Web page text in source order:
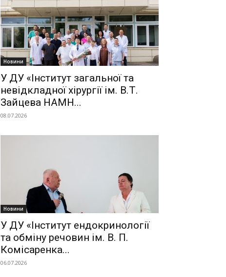
Новини
У ДУ «Інститут загальної та
невідкладної хірургії ім. В.Т.
Зайцева НАМН...
08.07.2026
Новини
У ДУ «Інститут ендокринології
та обміну речовин ім. В. П.
Комісаренка...
06.07.2026